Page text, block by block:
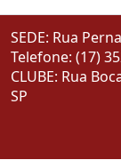
SEDE: Rua
Telefone: (17)
CLUBE: Rua
SP